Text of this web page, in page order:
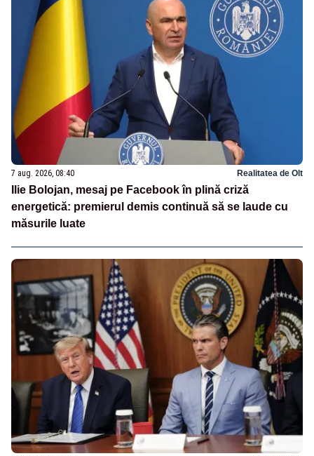
7 aug. 2026, 08:40 Realitatea de Olt
Ilie Bolojan, mesaj pe Facebook în plină criză
energetică: premierul demis continuă să se laude cu
măsurile luate